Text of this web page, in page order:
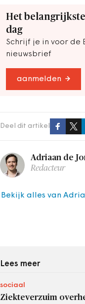
Het
dag
Schrijf je in voor de
nieuwsbrief
aanmelden
Deel dit artikel
Adriaan de
Redacteur
Bekijk alles van
Lees meer
sociaal
Ziekteverzuim